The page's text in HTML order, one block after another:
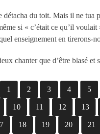
détacha du toit. Mais il ne tua
si « c’était ce qu’il
enseignement en tirerons-
chanter que d’être blasé et
1 2 3 4 5
10 11 12 13
18 19 20 21